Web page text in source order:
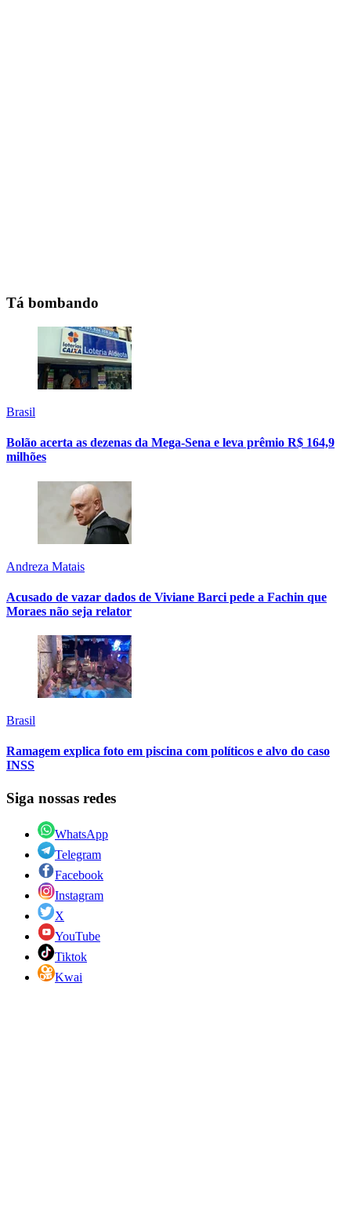
Tá bombando
Brasil
Bolão acerta as dezenas da Mega-Sena e leva prêmio R$ 164,9
milhões
Andreza Matais
Acusado de vazar dados de Viviane Barci pede a Fachin que
Moraes não seja relator
Brasil
Ramagem explica foto em piscina com políticos e alvo do caso
INSS
Siga nossas redes
WhatsApp
Telegram
Facebook
Instagram
X
YouTube
Tiktok
Kwai